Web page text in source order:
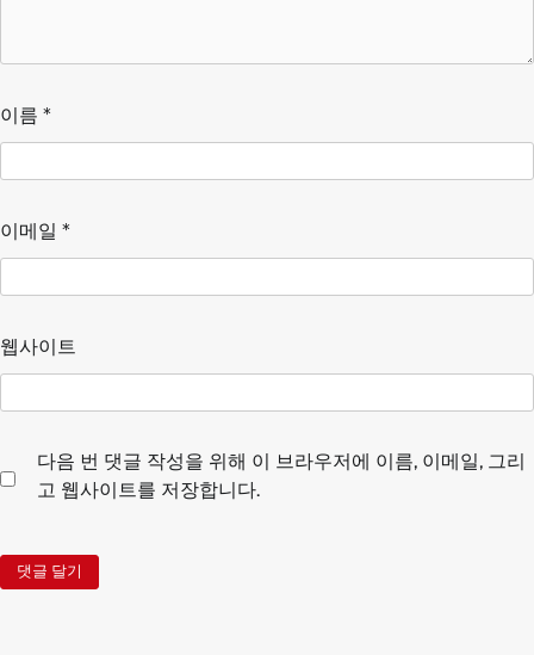
이름 *
이메일 *
웹사이트
다음 번 댓글 작성을 위해 이 브라우저에 이름, 이메일, 그리
고 웹사이트를 저장합니다.